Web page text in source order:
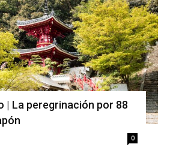
| La peregrinación por 88
0